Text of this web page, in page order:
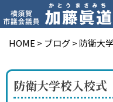
HOME > ブログ> 防衛大
防衛大学校入校式